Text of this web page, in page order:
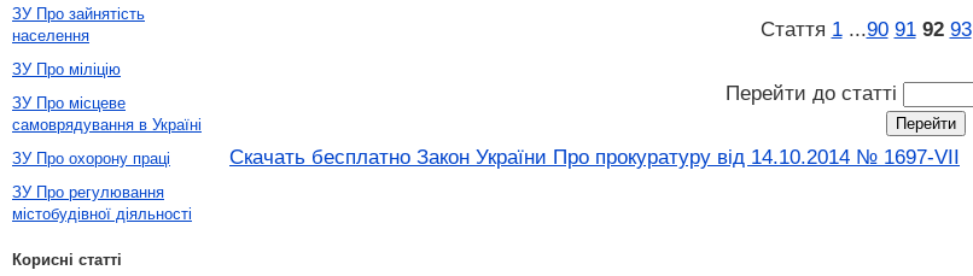
Стаття 1 ...90 91 92 93
Перейти до статті
Скачать бесплатно Закон України Про прокуратуру від 14.10.2014 № 1697-VII
ЗУ Про зайнятість
населення
ЗУ Про міліцію
ЗУ Про місцеве
самоврядування в Україні
ЗУ Про охорону праці
ЗУ Про регулювання
містобудівної діяльності
Корисні статті